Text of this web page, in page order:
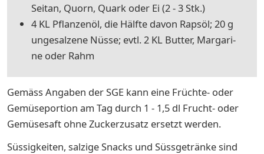
Seitan, Quorn, Quark oder Ei (2 - 3 Stk.)
4 KL Pflan­zen­öl, die Hälf­te da­von Raps­öl; 20 g
un­ge­sal­ze­ne Nüs­se; evtl. 2 KL But­ter, Mar­ga­ri­
ne oder Rahm
Gemäss Angaben der SGE kann eine Früchte- oder
Gemüseportion am Tag durch 1 - 1,5 dl Frucht- oder
Gemüsesaft ohne Zuckerzusatz ersetzt werden.
Süssigkeiten, salzige Snacks und Süssgetränke sind